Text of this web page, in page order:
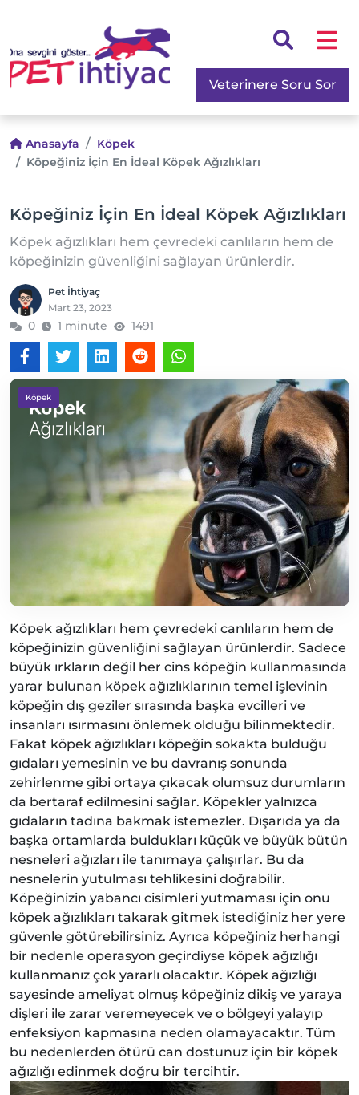
Veterinere Soru Sor
Anasayfa
Köpek
Köpeğiniz İçin En İdeal Köpek Ağızlıkları
Köpeğiniz İçin En İdeal Köpek Ağızlıkları
Köpek ağızlıkları hem çevredeki canlıların hem de
köpeğinizin güvenliğini sağlayan ürünlerdir.
Pet İhtiyaç
Mart 23, 2023
0 1 minute 1491
Köpek
Köpek ağızlıkları hem çevredeki canlıların hem de
köpeğinizin güvenliğini sağlayan ürünlerdir. Sadece
büyük ırkların değil her cins köpeğin kullanmasında
yarar bulunan köpek ağızlıklarının temel işlevinin
köpeğin dış geziler sırasında başka evcilleri ve
insanları ısırmasını önlemek olduğu bilinmektedir.
Fakat köpek ağızlıkları köpeğin sokakta bulduğu
gıdaları yemesinin ve bu davranış sonunda
zehirlenme gibi ortaya çıkacak olumsuz durumların
da bertaraf edilmesini sağlar. Köpekler yalnızca
gıdaların tadına bakmak istemezler. Dışarıda ya da
başka ortamlarda buldukları küçük ve büyük bütün
nesneleri ağızları ile tanımaya çalışırlar. Bu da
nesnelerin yutulması tehlikesini doğrabilir.
Köpeğinizin yabancı cisimleri yutmaması için onu
köpek ağızlıkları takarak gitmek istediğiniz her yere
güvenle götürebilirsiniz. Ayrıca köpeğiniz herhangi
bir nedenle operasyon geçirdiyse köpek ağızlığı
kullanmanız çok yararlı olacaktır. Köpek ağızlığı
sayesinde ameliyat olmuş köpeğiniz dikiş ve yaraya
dişleri ile zarar veremeyecek ve o bölgeyi yalayıp
enfeksiyon kapmasına neden olamayacaktır. Tüm
bu nedenlerden ötürü can dostunuz için bir köpek
ağızlığı edinmek doğru bir tercihtir.